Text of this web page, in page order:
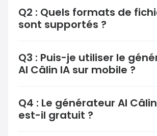
Q2 : Quels formats de
sont supportés ?
Q3 : Puis-je utiliser le
AI Câlin IA sur mobile ?
Q4 : Le générateur AI
est-il gratuit ?